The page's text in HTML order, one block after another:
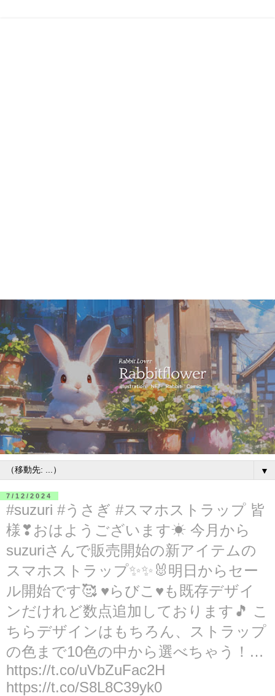
▼
7/12/2024
#suzuri #うさぎ #スマホストラップ 皆
様❣おはようございます☀ 今月から
suzuriさんで販売開始の新アイテムの
スマホストラップ✨✨🐰明日からセー
ル開始です🥰 ♥らびこ♥も既存デザイ
ンだけれど数点追加しております🎵 こ
ちらデザインはもちろん、ストラップ
の色まで10色の中から選べちゃう！…
https://t.co/uVbZuFac2H
https://t.co/S8L8C39yk0